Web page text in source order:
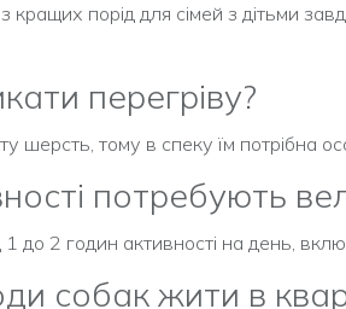
порід для сімей з дітьми
перегріву?
тому в спеку їм потрібна
потребують
до 2 годин активності на день,
собак жити в